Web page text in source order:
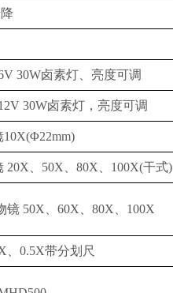
30W卤素灯、亮度可调
30W卤素灯，亮度可调
10X(Φ22mm)
20X、50X、80X、100X(干式)
镜 50X、60X、80X、100X
、0.5X带分划尺